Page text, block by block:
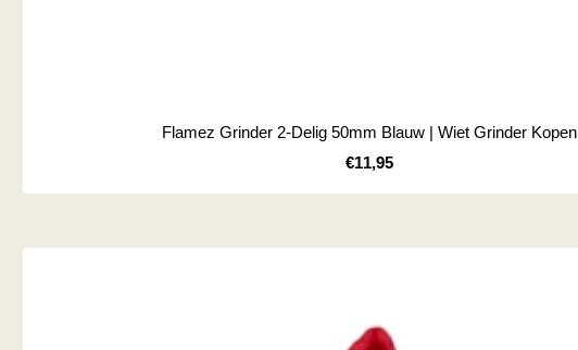
Flamez Grinder 2-Delig 50mm Blauw | Wiet Grinder Kopen
Kortingsprijs
€11,95